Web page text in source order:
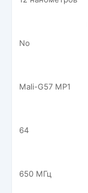
No
Mali-G57 MP1
64
650 МГц